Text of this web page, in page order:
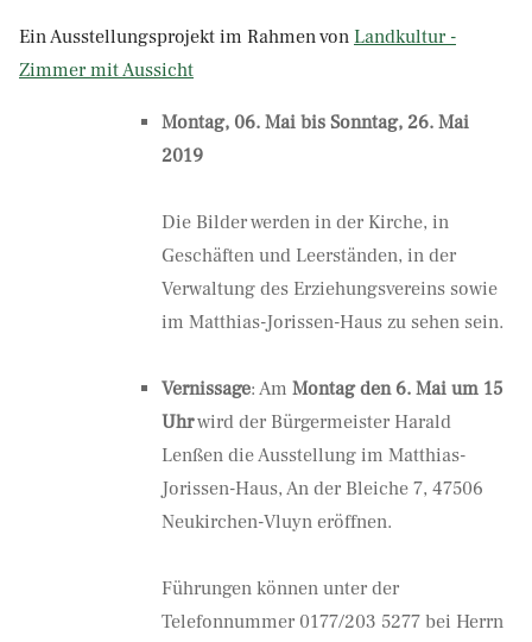
Ein Ausstellungsprojekt im Rahmen von Landkultur -
Zimmer mit Aussicht
Montag, 06. Mai bis Sonntag, 26. Mai
2019
Die Bilder werden in der Kirche, in
Geschäften und Leerständen, in der
Verwaltung des Erziehungsvereins sowie
im Matthias-Jorissen-Haus zu sehen sein.
Vernissage: Am Montag den 6. Mai um 15
Uhrwird der Bürgermeister Harald
Lenßen die Ausstellung im Matthias-
Jorissen-Haus, An der Bleiche 7, 47506
Neukirchen-Vluyn eröffnen.
Führungen können unter der
Telefonnummer 0177/203 5277 bei Herrn